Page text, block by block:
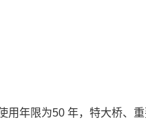
用年限为50 年，特大桥、重